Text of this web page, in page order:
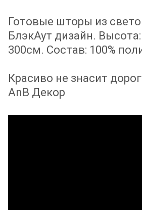
Готовые шторы из
БлэкАут дизайн.
300см. Состав: 100%
Красиво не знасит
AnB Декор